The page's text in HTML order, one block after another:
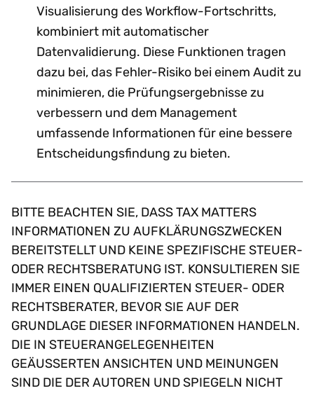
Visualisierung des Workflow-Fortschritts,
kombiniert mit automatischer
Datenvalidierung. Diese Funktionen tragen
dazu bei, das Fehler-Risiko bei einem Audit zu
minimieren, die Prüfungsergebnisse zu
verbessern und dem Management
umfassende Informationen für eine bessere
Entscheidungsfindung zu bieten.
BITTE BEACHTEN SIE, DASS TAX MATTERS
INFORMATIONEN ZU AUFKLÄRUNGSZWECKEN
BEREITSTELLT UND KEINE SPEZIFISCHE STEUER-
ODER RECHTSBERATUNG IST. KONSULTIEREN SIE
IMMER EINEN QUALIFIZIERTEN STEUER- ODER
RECHTSBERATER, BEVOR SIE AUF DER
GRUNDLAGE DIESER INFORMATIONEN HANDELN.
DIE IN STEUERANGELEGENHEITEN
GEÄUSSERTEN ANSICHTEN UND MEINUNGEN
SIND DIE DER AUTOREN UND SPIEGELN NICHT